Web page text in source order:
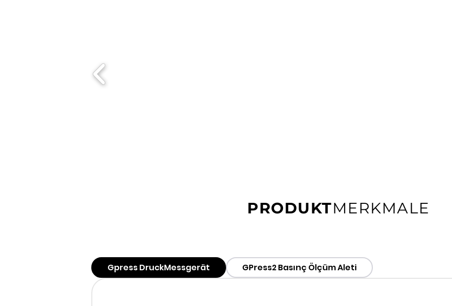
PRODUKTMERKMALE
Gpress DruckMessgerät GPress2 Basınç Ölçüm Aleti